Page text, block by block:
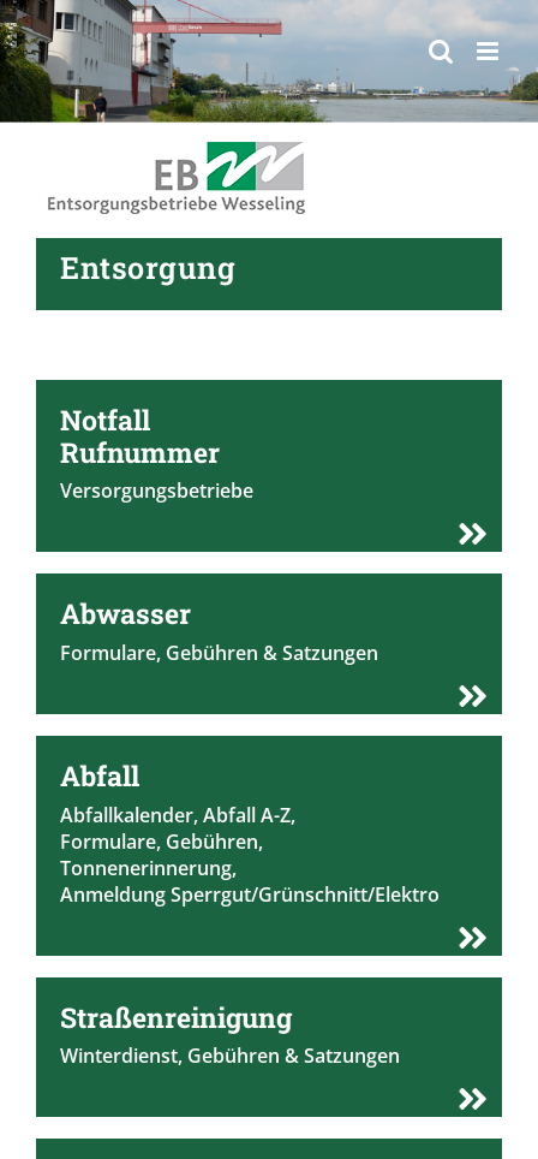
springen
Entsorgung
Notfall
Rufnummer
Versorgungsbetriebe
Abwasser
Formulare, Gebühren &Satzungen
Abfall
Abfallkalender,Abfall A-Z,
Formulare, Gebühren,
Tonnenerinnerung,
Anmeldung Sperrgut/Grünschnitt/Elektro
Straßenreinigung
Winterdienst, Gebühren &Satzungen